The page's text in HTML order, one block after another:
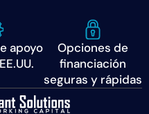
apoyo
Opciones de
financiación
seguras y rápidas